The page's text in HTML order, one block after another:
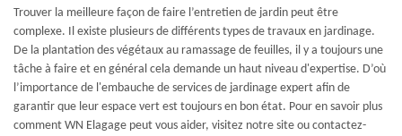
Trouver la meilleure façon de faire l’entretien de jardin peut être
complexe. Il existe plusieurs de différents types de travaux en jardinage.
De la plantation des végétaux au ramassage de feuilles, il y a toujours une
tâche à faire et en général cela demande un haut niveau d'expertise. D’où
l’importance de l'embauche de services de jardinage expert afin de
garantir que leur espace vert est toujours en bon état. Pour en savoir plus
comment WN Elagage peut vous aider, visitez notre site ou contactez-